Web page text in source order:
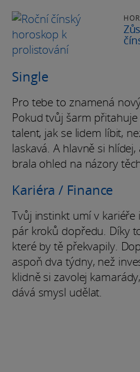
Single
Pro tebe to znamená
Pokud tvůj šarm
talent, jak se lidem líbit,
laskavá. A hlavně si
brala ohled na názory
Kariéra / Finance
Tvůj instinkt umí v
pár kroků dopředu. Díky
které by tě překvapily.
aspoň dva týdny, než
klidně si zavolej
dává smysl udělat.